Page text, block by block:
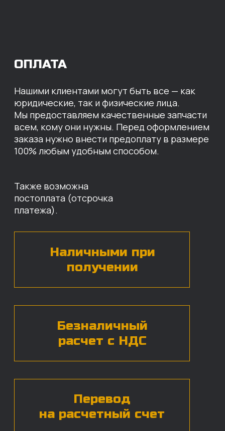
МЫ ГОТОВЫ
ИНДИВИДУАЛЬНЫЕ
УСЛОВИЯ НА СТОИМОСТЬ
НАШИХ ЗАПЧАСТЕЙ
Оставьте свои контактные данные,
наши специалисты свяжутся с вами,
назовут цены и проконсультируют
по нужным деталям.
Нажимая на кнопку, вы даете согласие на обработку
персональных данных*
ЧАСТЫЕ ВОПРОСЫ